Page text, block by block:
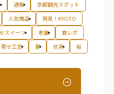
通販
京都観光スポット
人気商品
発見！KYOTO
スイーツ 老舗
食レポ
せ工芸 夏 伏見 桜